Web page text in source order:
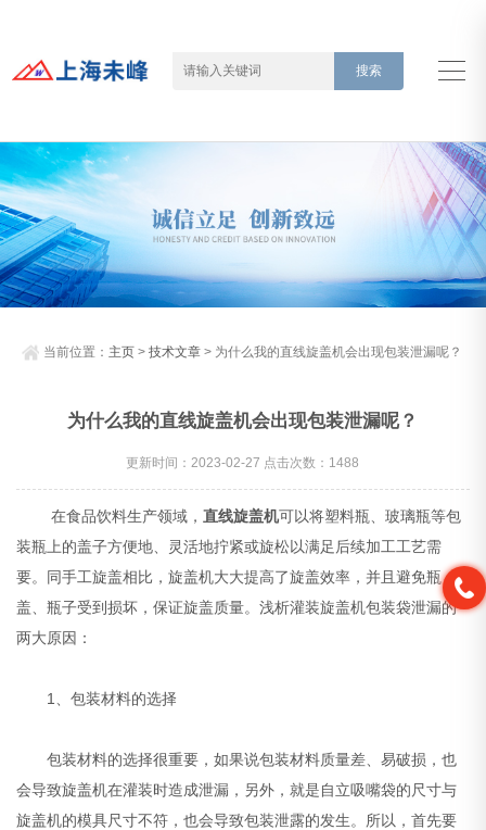
当前位置： 主页 >技术文章 > 为什么我的直线旋盖机会出现包装泄漏呢？
为什么我的直线旋盖机会出现包装泄漏呢？
更新时间：2023-02-27 点击次数：1488
在食品饮料生产领域，直线旋盖机可以将塑料瓶、玻璃瓶等包
装瓶上的盖子方便地、灵活地拧紧或旋松以满足后续加工工艺需
要。同手工旋盖相比，旋盖机大大提高了旋盖效率，并且避免瓶
盖、瓶子受到损坏，保证旋盖质量。浅析灌装旋盖机包装袋泄漏的
两大原因：
1、包装材料的选择
包装材料的选择很重要，如果说包装材料质量差、易破损，也
会导致旋盖机在灌装时造成泄漏，另外，就是自立吸嘴袋的尺寸与
旋盖机的模具尺寸不符，也会导致包装泄露的发生。所以，首先要